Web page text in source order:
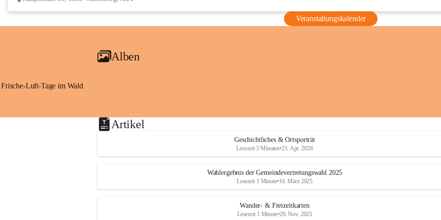
Veranstaltungskalender
Alben
Frische-Luft-Tage im Wald
Artikel
Geschichtliches & Ortsporträt
Lesezeit 3 Minuten•23. Apr. 2026
Wahlergebnis der Gemeindevertretungswahl 2025
Lesezeit 1 Minute•16. März 2025
Wander- & Freizeitkarten
Lesezeit 1 Minute•20. Nov. 2025